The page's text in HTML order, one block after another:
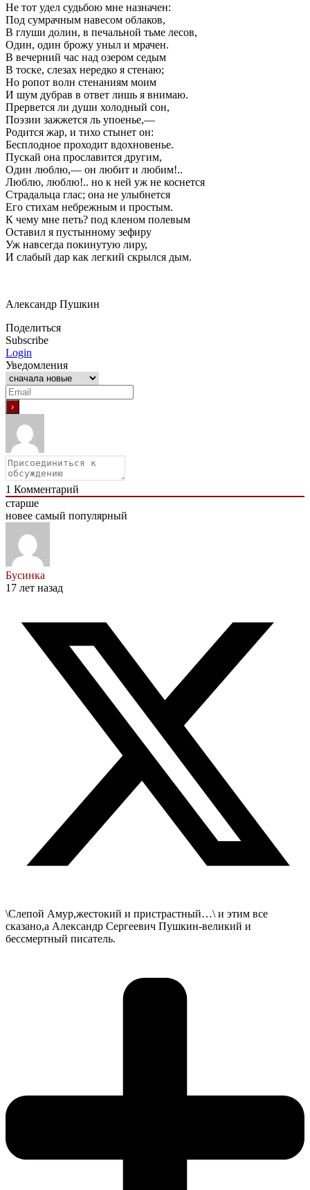
Не тот удел судьбою мне назначен:
Под сумрачным навесом облаков,
В глуши долин, в печальной тьме лесов,
Один, один брожу уныл и мрачен.
В вечерний час над озером седым
В тоске, слезах нередко я стенаю;
Но ропот волн стенаниям моим
И шум дубрав в ответ лишь я внимаю.
Прервется ли души холодный сон,
Поэзии зажжется ль упоенье,—
Родится жар, и тихо стынет он:
Бесплодное проходит вдохновенье.
Пускай она прославится другим,
Один люблю,— он любит и любим!..
Люблю, люблю!.. но к ней уж не коснется
Страдальца глас; она не улыбнется
Его стихам небрежным и простым.
К чему мне петь? под кленом полевым
Оставил я пустынному зефиру
Уж навсегда покинутую лиру,
И слабый дар как легкий скрылся дым.
Александр Пушкин
Поделиться
Subscribe
Login
Уведомления
1 Комментарий
старше
новее самый популярный
Бусинка
17 лет назад
\Слепой Амур,жестокий и пристрастный…\ и этим все
сказано,а Александр Сергеевич Пушкин-великий и
бессмертный писатель.